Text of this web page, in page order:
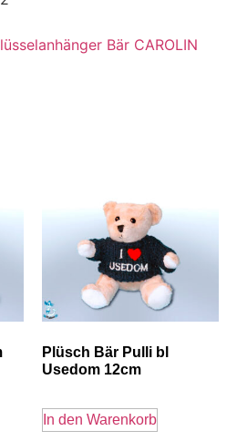
Bär CAROLIN
Plüsch Bär Pulli bl
Usedom 12cm
In den Warenkorb